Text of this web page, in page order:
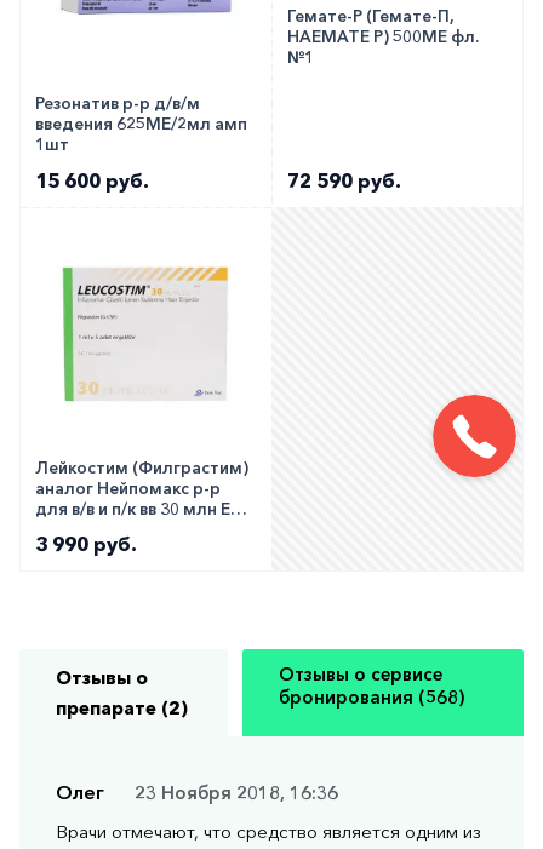
Резонатив р-р д/в/м
введения 625МЕ/2мл амп
1шт
15 600 руб.
Гемате-Р (Гемате-П,
HAEMATE P) 500МЕ фл.
№1
72 590 руб.
Лейкостим (Филграстим)
аналог Нейпомакс р-р
для в/в и п/к вв 30 млн ЕД
3 990 руб.
Отзывы о
препарате (2)
Отзывы о сервисе
бронирования (568)
Олег
23 Ноября 2018, 16:36
Врачи отмечают, что средство является одним из